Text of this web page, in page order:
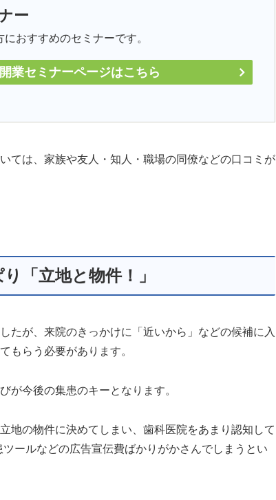
ー
おすすめのセミナーです。
開業セミナーページはこちら
ては、家族や友人・知人・職場の同僚などの口コミが
「立地と物件！」
たが、来院のきっかけに「近いから」などの候補に入
もらう必要があります。
が今後の集患のキーとなります。
地の物件に決めてしまい、歯科医院をあまり認知して
ールなどの広告宣伝費ばかりがかさんでしまうとい